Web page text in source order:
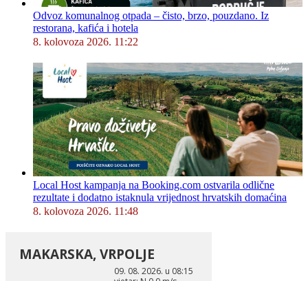
Odvoz komunalnog otpada – čisto, brzo, pouzdano. Iz
restorana, kafića i hotela
8. kolovoza 2026. 11:22
Local Host kampanja na Booking.com ostvarila odlične
rezultate i dodatno istaknula vrijednost hrvatskih domaćina
8. kolovoza 2026. 11:48